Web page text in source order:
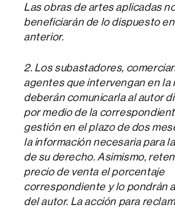
Las obras de artes aplicadas
beneficiarán de lo dispuesto
anterior.
2. Los subastadores,
agentes que intervengan en la
deberán comunicarla al autor
por medio de la
gestión en el plazo de dos
la información necesaria para
de su derecho. Asimismo,
precio de venta el porcentaje
correspondiente y lo pondrán
del autor. La acción para